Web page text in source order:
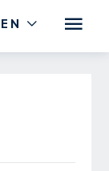
EN